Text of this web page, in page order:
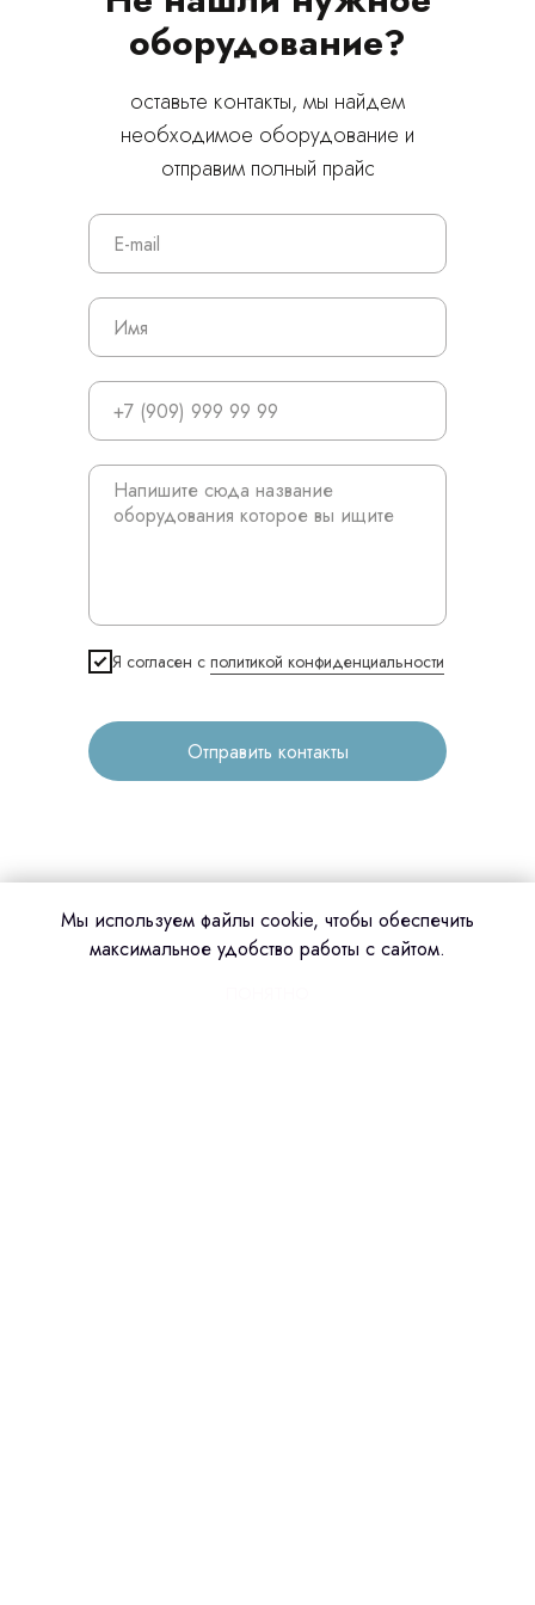
оборудование?
оставьте контакты, мы найдем
необходимое оборудование и
отправим полный прайс
Я согласен с политикой конфиденциальности
Отправить контакты
© 2024 ЛС Дентал Групп
Продукция
3D печать
Лицензирование
Оплата и доставка
stasicus
Мы используем файлы cookie, чтобы обеспечить
максимальное удобство работы с сайтом.